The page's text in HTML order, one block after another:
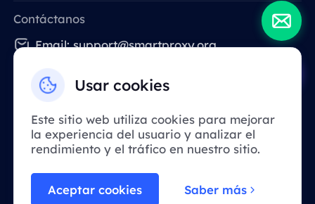
Usar cookies
Este sitio web utiliza cookies para mejorar
la experiencia del usuario y analizar el
rendimiento y el tráfico en nuestro sitio.
Aceptar cookies Saber más
Contáctanos
Email: support@smartproxy.org
Debido a la política, este servicio no está
por su comprensión!